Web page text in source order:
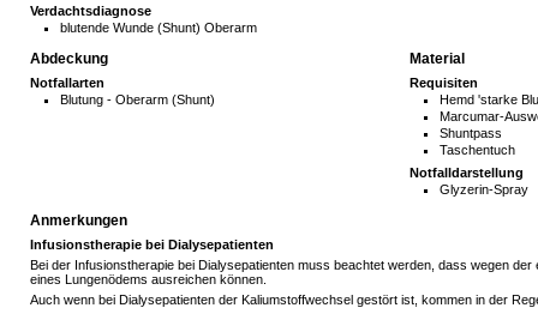
Verdachtsdiagnose
blutende Wunde (Shunt) Oberarm
Abdeckung
Notfallarten
Blutung - Oberarm (Shunt)
Material
Requisiten
Hemd 'starke
Marcumar-
Shuntpass
Taschentuch
Notfalldarstellung
Glyzerin-Spray
Anmerkungen
Infusionstherapie bei Dialysepatienten
Bei der Infusionstherapie bei Dialysepatienten muss beachtet werden, dass wegen
eines Lungenödems ausreichen können.
Auch wenn bei Dialysepatienten der Kaliumstoffwechsel gestört ist, kommen in der